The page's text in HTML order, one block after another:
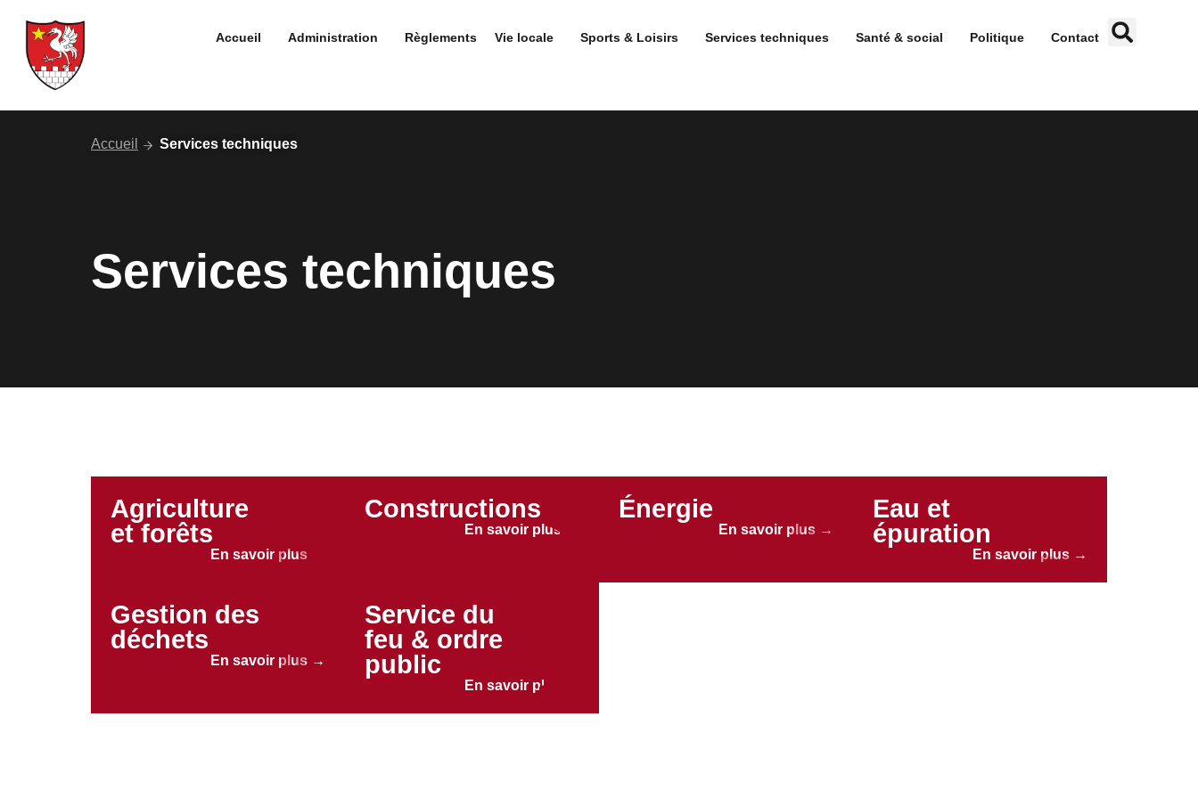
contenu
Accueil Administration Règlements Vie locale Sports & Loisirs Services techniques Santé & social Politique Contact
Accueil Services techniques
Services techniques
Agriculture
et forêts
En savoir plus →
Constructions
En savoir plus →
Énergie
En savoir plus →
Eau et
épuration
En savoir plus →
Gestion des
déchets
En savoir plus →
Service du
feu & ordre
public
En savoir plus →